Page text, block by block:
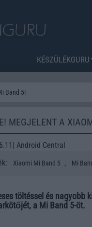
KÉSZÜLÉKGURU
Band 5!
MEGJELENT A
Android Central
Xiaomi Mi Band 5 , Mi
töltéssel és nagyobb
a Mi Band 5-öt.